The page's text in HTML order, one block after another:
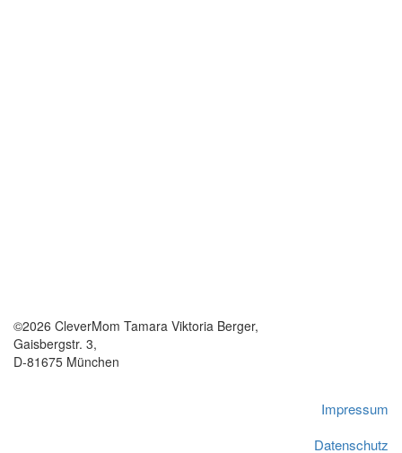
©2026 CleverMom Tamara Viktoria Berger,
Gaisbergstr. 3,
D-81675 München
Impressum
Datenschutz